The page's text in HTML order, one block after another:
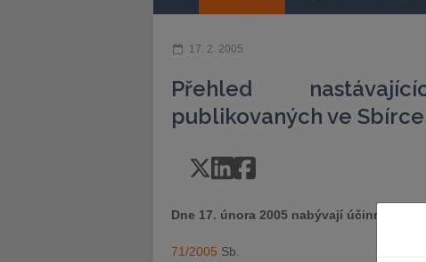
17. 2. 2005
Přehled
publikovaných ve Sbírce
Dne 17. února 2005 nabývají účinnosti:
71/2005 Sb.